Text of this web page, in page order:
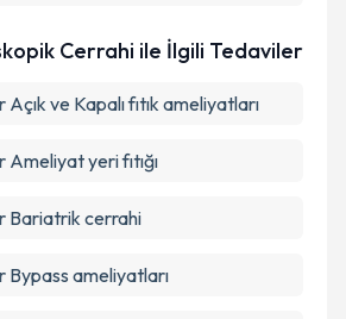
Cerrahi ile İlgili Tedaviler
ve Kapalı fıtık ameliyatları
yeri fıtığı
Bariatrik cerrahi
Bypass ameliyatları